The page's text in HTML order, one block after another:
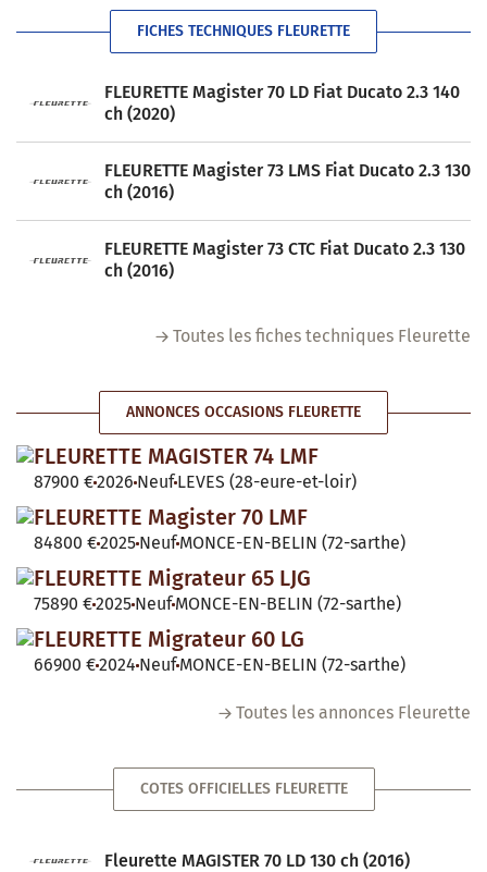
FICHES TECHNIQUES FLEURETTE
FLEURETTE Magister 70 LD Fiat Ducato 2.3 140
ch (2020)
FLEURETTE Magister 73 LMS Fiat Ducato 2.3 130
ch (2016)
FLEURETTE Magister 73 CTC Fiat Ducato 2.3 130
ch (2016)
Toutes les fiches techniques Fleurette
ANNONCES OCCASIONS FLEURETTE
FLEURETTE MAGISTER 74 LMF
87900 €2026 Neuf LEVES (28-eure-et-loir)
FLEURETTE Magister 70 LMF
84800 €2025 Neuf MONCE-EN-BELIN (72-sarthe)
FLEURETTE Migrateur 65 LJG
75890 €2025 Neuf MONCE-EN-BELIN (72-sarthe)
FLEURETTE Migrateur 60 LG
66900 €2024 Neuf MONCE-EN-BELIN (72-sarthe)
Toutes les annonces Fleurette
COTES OFFICIELLES FLEURETTE
Fleurette MAGISTER 70 LD 130 ch (2016)